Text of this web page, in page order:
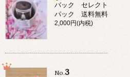
バック セレクト
パック 送料無料
2,000円(内税)
No.3